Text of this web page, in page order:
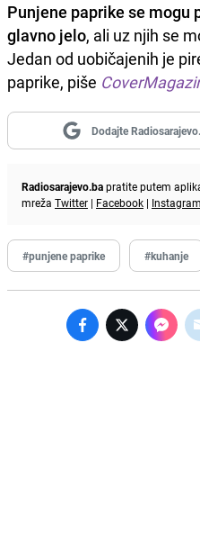
Punjene paprike se
glavno jelo, ali uz njih se
Jedan od uobičajenih je
paprike, piše
Dodajte
Radiosarajevo.bapratite putem
mreža Twitter | Facebook | Instagram
#punjene paprike #kuhanje